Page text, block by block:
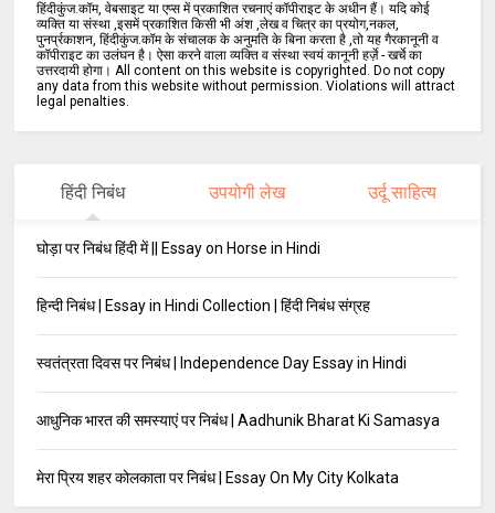
हिंदीकुंज.कॉम, वेबसाइट या एप्स में प्रकाशित रचनाएं कॉपीराइट के अधीन हैं। यदि कोई
व्यक्ति या संस्था ,इसमें प्रकाशित किसी भी अंश ,लेख व चित्र का प्रयोग,नकल,
पुनर्प्रकाशन, हिंदीकुंज.कॉम के संचालक के अनुमति के बिना करता है ,तो यह गैरकानूनी व
कॉपीराइट का उलंघन है। ऐसा करने वाला व्यक्ति व संस्था स्वयं कानूनी हर्ज़े - खर्चे का
उत्तरदायी होगा। All content on this website is copyrighted. Do not copy
any data from this website without permission. Violations will attract
legal penalties.
हिंदी निबंध उपयोगी लेख उर्दू साहित्य
घोड़ा पर निबंध हिंदी में || Essay on Horse in Hindi
हिन्दी निबंध | Essay in Hindi Collection | हिंदी निबंध संग्रह
स्वतंत्रता दिवस पर निबंध | Independence Day Essay in Hindi
आधुनिक भारत की समस्याएं पर निबंध | Aadhunik Bharat Ki Samasya
मेरा प्रिय शहर कोलकाता पर निबंध | Essay On My City Kolkata